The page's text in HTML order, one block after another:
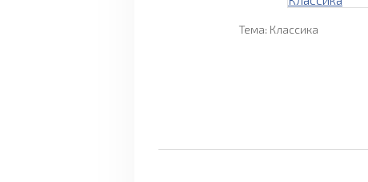
Тема: Классика